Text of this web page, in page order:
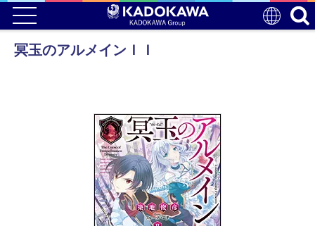
冥玉のアルメインＩＩ